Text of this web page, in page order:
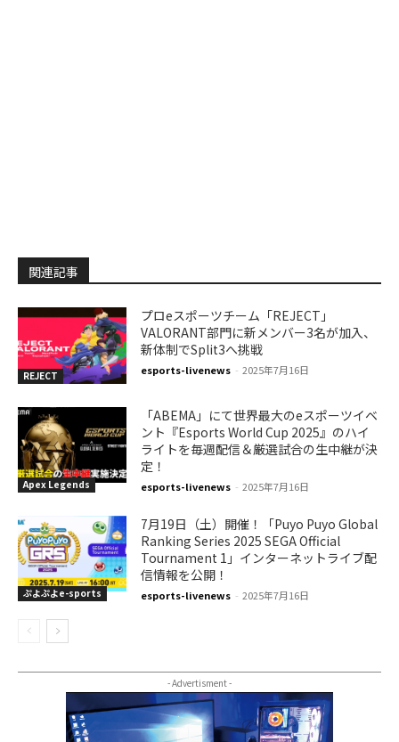
関連記事
REJECT
プロeスポーツチーム「REJECT」
VALORANT部門に新メンバー3名が加入、
新体制でSplit3へ挑戦
esports-livenews - 2025年7月16日
Apex Legends
「ABEMA」にて世界最大のeスポーツイベ
ント『Esports World Cup 2025』のハイ
ライトを毎週配信＆厳選試合の生中継が決
定！
esports-livenews - 2025年7月16日
ぷよぷよe-sports
7月19日（土）開催！「Puyo Puyo Global
Ranking Series 2025 SEGA Official
Tournament 1」インターネットライブ配
信情報を公開！
esports-livenews - 2025年7月16日
- Advertisment -